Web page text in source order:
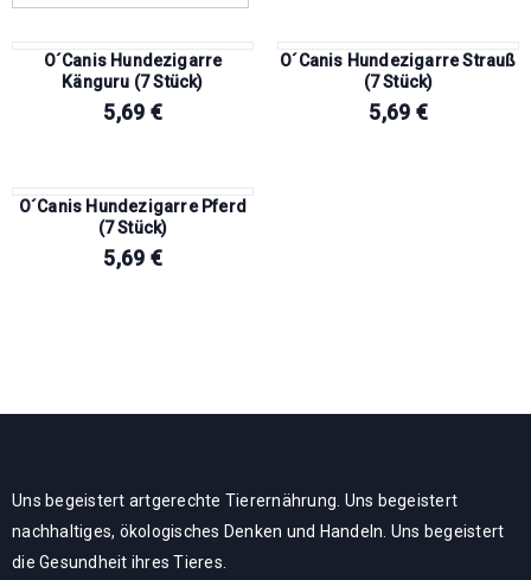
O´Canis Hundezigarre
Känguru (7 Stück)
5,69 €
O´Canis Hundezigarre Strauß
(7 Stück)
5,69 €
O´Canis Hundezigarre Pferd
(7 Stück)
5,69 €
Uns begeistert artgerechte Tierernährung. Uns begeistert
nachhaltiges, ökologisches Denken und Handeln. Uns begeistert
die Gesundheit ihres Tieres.